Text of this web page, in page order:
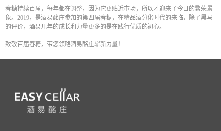
春糖持续百届，每年都在调整，因为它更贴近市场，所以才迎来了今日的繁荣景
象。2019，是酒易酩庄参加的第四届春糖，在精品酒分化时代的来临，除了黑马
的评价，酒易几年的成长和力量更多的是在践行优质的初心。
致敬百届春糖，带您领略酒易酩庄崭新力量！